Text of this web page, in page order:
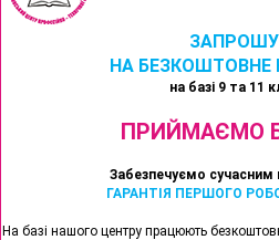
НА БЕЗКОШТОВНЕ
на базі 9 та 11
ПРИЙМАЄМО
Забезпечуємо
ГАРАНТІЯ ПЕРШОГО
На базі нашого центру працюють